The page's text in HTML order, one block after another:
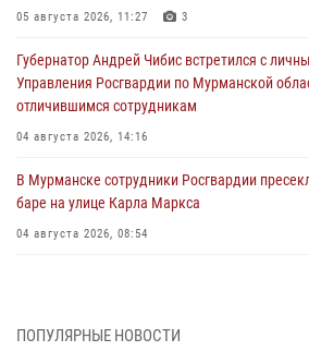
05 августа 2026, 11:27 3
Губернатор Андрей Чибис встретился с
Управления Росгвардии по Мурманской
отличившимся сотрудникам
04 августа 2026, 14:16
В Мурманске сотрудники Росгвардии
баре на улице Карла Маркса
04 августа 2026, 08:54
03 августа 2026, 12:23 4
ПОПУЛЯРНЫЕ НОВОСТИ